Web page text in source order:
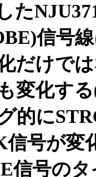
た
信号
だけで
変化す
的に
号が変
号のタ